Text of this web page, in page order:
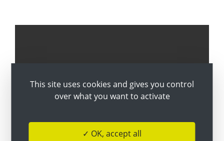
YouTube is disabled.
This site uses cookies and gives you control
over what you want to activate
✓ OK, accept all